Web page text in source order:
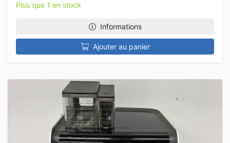
Plus que 1 en stock
Informations
Ajouter au panier